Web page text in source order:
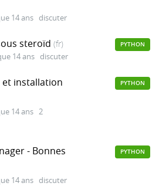
14 ans discuter
steroïd (fr)
14 ans discuter
PYTHON
installation
14 ans 2
PYTHON
- Bonnes
14 ans discuter
PYTHON